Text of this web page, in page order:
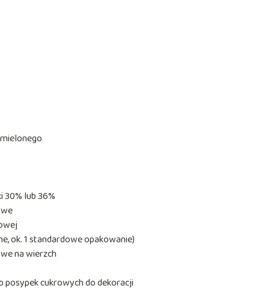
lub 36%
ok. 1 standardowe opakowanie)
na wierzch
cukrowych do dekoracji